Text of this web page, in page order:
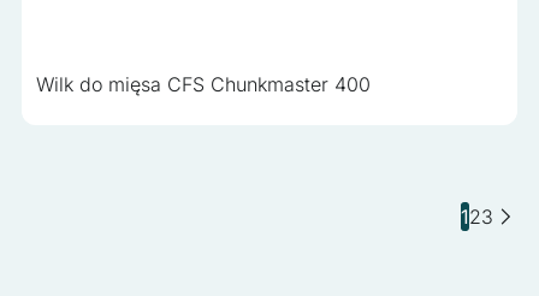
Wilk do mięsa CFS Chunkmaster 400
123